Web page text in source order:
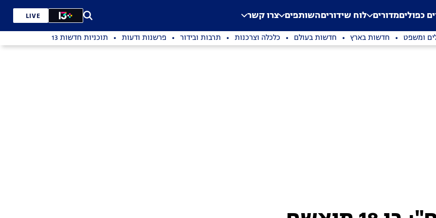
Application error: a
. כפוליםמדורים לוח שידוריםהשותפים צרו קשר LIVE
ומשפט חדשות בארץ חדשות בעולם כלכלה וצרכנות תרבות ובידור פרשנות ודעות תוכניות חדשות 13